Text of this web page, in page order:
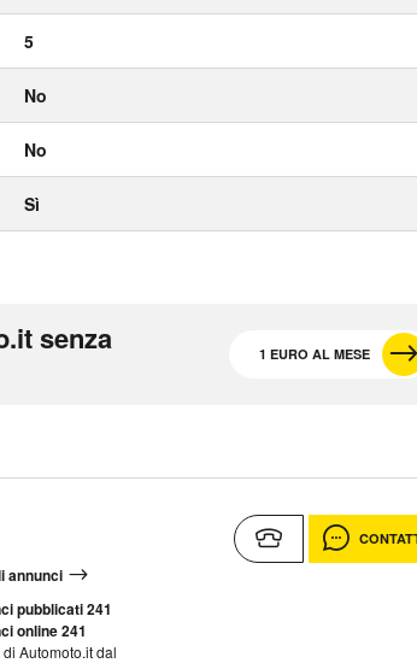
5
No
No
Sì
senza
1 EURO AL MESE
annunci
pubblicati 241
online 241
di Automoto.it dal